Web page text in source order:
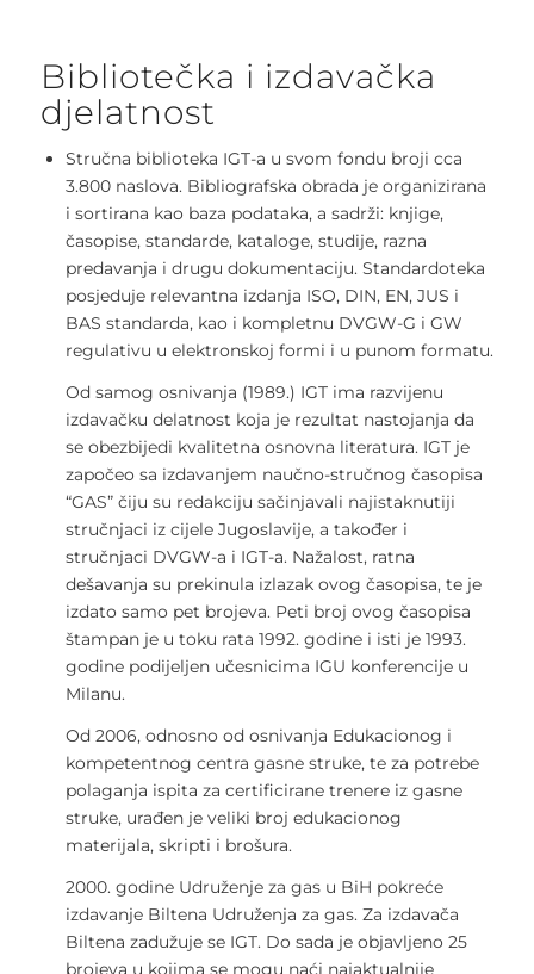
Bibliotečka i izdavačka
djelatnost
Stručna biblioteka IGT-a u svom fondu broji cca
3.800 naslova. Bibliografska obrada je organizirana
i sortirana kao baza podataka, a sadrži: knjige,
časopise, standarde, kataloge, studije, razna
predavanja i drugu dokumentaciju. Standardoteka
posjeduje relevantna izdanja ISO, DIN, EN, JUS i
BAS standarda, kao i kompletnu DVGW-G i GW
regulativu u elektronskoj formi i u punom formatu.
Od samog osnivanja (1989.) IGT ima razvijenu
izdavačku delatnost koja je rezultat nastojanja da
se obezbijedi kvalitetna osnovna literatura. IGT je
započeo sa izdavanjem naučno-stručnog časopisa
“GAS” čiju su redakciju sačinjavali najistaknutiji
stručnjaci iz cijele Jugoslavije, a također i
stručnjaci DVGW-a i IGT-a. Nažalost, ratna
dešavanja su prekinula izlazak ovog časopisa, te je
izdato samo pet brojeva. Peti broj ovog časopisa
štampan je u toku rata 1992. godine i isti je 1993.
godine podijeljen učesnicima IGU konferencije u
Milanu.
Od 2006, odnosno od osnivanja Edukacionog i
kompetentnog centra gasne struke, te za potrebe
polaganja ispita za certificirane trenere iz gasne
struke, urađen je veliki broj edukacionog
materijala, skripti i brošura.
2000. godine Udruženje za gas u BiH pokreće
izdavanje Biltena Udruženja za gas. Za izdavača
Biltena zadužuje se IGT. Do sada je objavljeno 25
brojeva u kojima se mogu naći najaktualnije